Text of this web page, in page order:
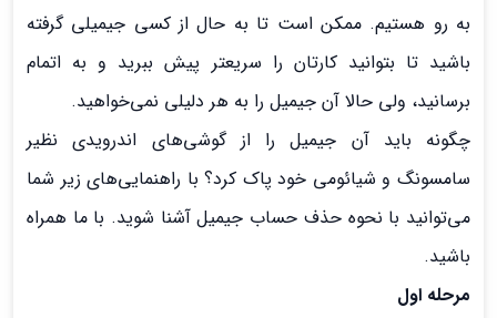
به رو هستیم. ممکن است تا به حال از کسی جیمیلی گرفته
باشید تا بتوانید کارتان را سریعتر پیش ببرید و به اتمام
برسانید، ولی حالا آن جیمیل را به هر دلیلی نمی‌خواهید.
چگونه باید آن جیمیل را از گوشی‌های اندرویدی نظیر
سامسونگ و شیائومی خود پاک کرد؟ با راهنمایی‌های زیر شما
می‌توانید با نحوه حذف حساب جیمیل آشنا شوید. با ما همراه
باشید.
مرحله اول